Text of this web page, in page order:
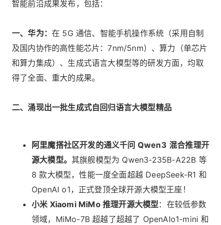
智能前沿成果发布，包括：
一、华为： 在 5G 通信、智能手机操作系统（采用自制
及国内协作的高性能芯片：7nm/5nm）、算力（单芯片
和算力集成）、生成式语言大模型等的研发方面，均取
得了全面、重大的成果。
二、涌现出一批生成式自回归语言大模型精品
阿里魔搭社区开发的通义千问 Qwen3 混合推理开
源大模型。 其旗舰模型为 Qwen3-235B-A22B 等
8 款大模型，性能一度全面超越 DeepSeek-R1 和
OpenAI o1，正式登顶全球开源大模型王座！
小米 Xiaomi MiMo 推理开源大模型：在较低参数
领域，MiMo-7B 超越了超越了 OpenAIo1-mini 和